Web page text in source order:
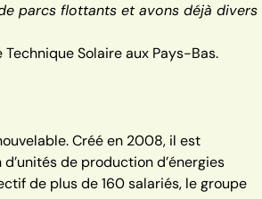
parcs flottants et avons déjà divers
Solaire aux Pays-Bas.
Créé en 2008, il est
de production d’énergies
de plus de 160 salariés, le groupe